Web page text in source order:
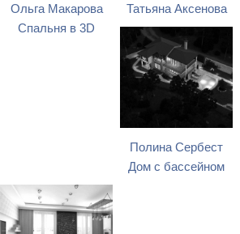
Ольга Макарова
Спальня в 3D
Татьяна Аксенова
Полина Сербест
Дом с бассейном